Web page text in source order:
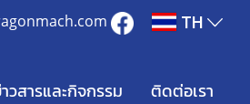
TH
วสารและกิจกรรม ติดต่อเรา